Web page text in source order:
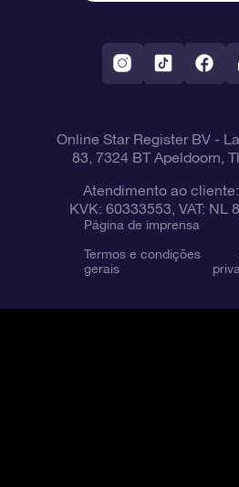
Aplicativo RV Fly me to the
Constelações
Online Star Register BV-
83, 7324 BT Apeldoorn,
Atendimento ao cliente:
KVK: 60333553, VAT: NL
Página de imprensa
Termos e condições
gerais